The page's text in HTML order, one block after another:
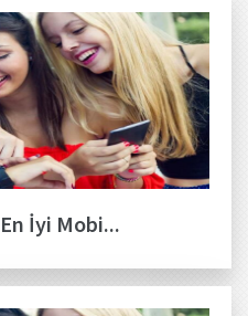
İyi Mobi...